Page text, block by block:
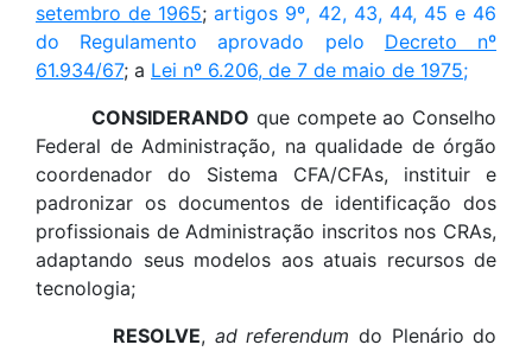
setembro de 1965;artigos 9º, 42, 43, 44, 45 e 46
do Regulamento aprovado pelo Decreto nº
61.934/67; a Lei nº 6.206, de 7 de maio de 1975;
CONSIDERANDO que compete ao Conselho
Federal de Administração, na qualidade de órgão
coordenador do Sistema CFA/CFAs, instituir e
padronizar os documentos de identificação dos
profissionais de Administração inscritos nos CRAs,
adaptando seus modelos aos atuais recursos de
tecnologia;
RESOLVE, ad referendum do Plenário do